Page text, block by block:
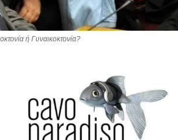
ή Γυναικοκτονία?